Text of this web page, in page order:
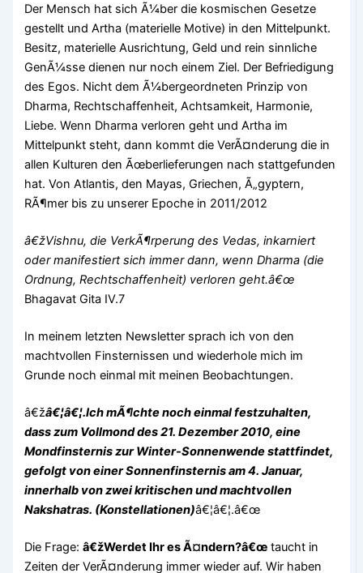
Der Mensch hat sich Ã¼ber die kosmischen Gesetze
gestellt und Artha (materielle Motive) in den Mittelpunkt.
Besitz, materielle Ausrichtung, Geld und rein sinnliche
GenÃ¼sse dienen nur noch einem Ziel. Der Befriedigung
des Egos. Nicht dem Ã¼bergeordneten Prinzip von
Dharma, Rechtschaffenheit, Achtsamkeit, Harmonie,
Liebe. Wenn Dharma verloren geht und Artha im
Mittelpunkt steht, dann kommt die VerÃ¤nderung die in
allen Kulturen den Ãœberlieferungen nach stattgefunden
hat. Von Atlantis, den Mayas, Griechen, Ã„gyptern,
RÃ¶mer bis zu unserer Epoche in 2011/2012
â€žVishnu, die VerkÃ¶rperung des Vedas, inkarniert
oder manifestiert sich immer dann, wenn Dharma (die
Ordnung, Rechtschaffenheit) verloren geht.â€œ
Bhagavat Gita IV.7
In meinem letzten Newsletter sprach ich von den
machtvollen Finsternissen und wiederhole mich im
Grunde noch einmal mit meinen Beobachtungen.
â€žâ€¦â€¦.Ich mÃ¶chte noch einmal festzuhalten,
dass zum Vollmond des 21. Dezember 2010, eine
Mondfinsternis zur Winter-Sonnenwende stattfindet,
gefolgt von einer Sonnenfinsternis am 4. Januar,
innerhalb von zwei kritischen und machtvollen
Nakshatras. (Konstellationen)â€¦â€¦.â€œ
Die Frage:â€žWerdet Ihr es Ã¤ndern?â€œ taucht in
Zeiten der VerÃ¤nderung immer wieder auf. Wir haben